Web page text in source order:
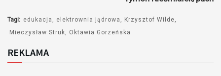
Tagi: edukacja elektrownia jądrowa
Krzysztof Wilde
Mieczysław Struk
Oktawia Gorzeńska
REKLAMA